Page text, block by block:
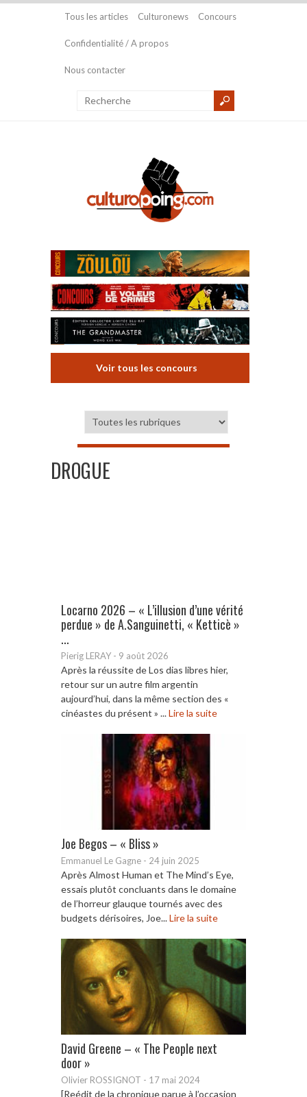
Tous les articles Culturonews Concours
Confidentialité / A propos
Nous contacter
Voir tous les concours
DROGUE
Locarno 2026 – « L’illusion d’une vérité
perdue » de A.Sanguinetti, « Ketticè »
...
Pierig LERAY - 9 août 2026
Après la réussite de Los dias libres hier,
retour sur un autre film argentin
aujourd’hui, dans la même section des «
cinéastes du présent » ...Lire la suite
Joe Begos – « Bliss »
Emmanuel Le Gagne - 24 juin 2025
Après Almost Human et The Mind’s Eye,
essais plutôt concluants dans le domaine
de l’horreur glauque tournés avec des
budgets dérisoires, Joe...Lire la suite
David Greene – « The People next
door »
Olivier ROSSIGNOT - 17 mai 2024
[Reédit de la chronique parue à l’occasion